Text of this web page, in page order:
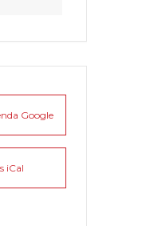
Google
iCal